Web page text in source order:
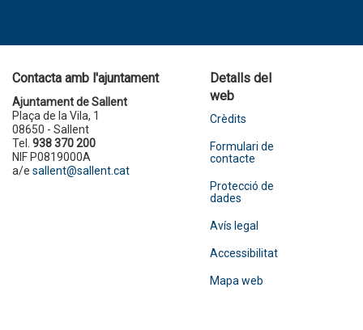
Contacta amb l'ajuntament
Ajuntament de Sallent
Plaça de la Vila, 1
08650 - Sallent
Tel. 938 370 200
NIF P0819000A
a/e sallent@sallent.cat
Detalls del
web
Crèdits
Formulari de
contacte
Protecció de
dades
Avís legal
Accessibilitat
Mapa web